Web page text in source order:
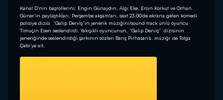
Kanal D’nin başrollerini; Engin Günaydın, Algı Eke, Ersin Korkut ve Orhan
Güner’in paylaştıkları, Perşembe akşamları, saat 23.00’de ekrana gelen komedi
polisiye dizisi “Galip Derviş”in jenerik müziğini/sound track ünlü oyuncu
Timuçin Esen seslendirdi. Yakışıklı oyuncunun, “Galip Derviş” dizisinin
jeneriğinde seslendirdiği şarkının sözleri Barış Pirhasan’a, müziği ise Tolga
Çebi’ye ait.